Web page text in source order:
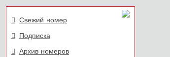
Свежий номер
Подписка
Архив номеров